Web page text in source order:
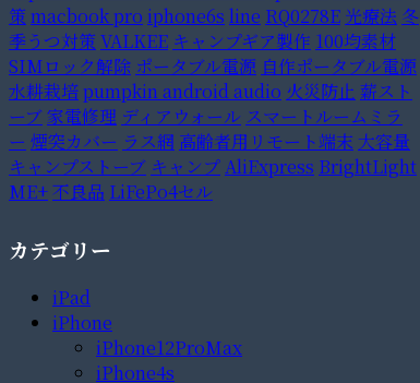
策macbook pro iphone6s line RQ0278E 光療法 冬
季うつ対策VALKEE キャンプギア製作 100均素材
SIMロック解除 ポータブル電源 自作ポータブル電源
水耕栽培pumpkin android audio 火災防止 薪スト
ーブ家電修理 ディアウォール スマートルームミラ
ー 煙突カバー ラス網 高齢者用リモート端末 大容量
キャンプストーブ キャンプ AliExpress BrightLight
ME+不良品 LiFePo4セル
カテゴリー
iPad
iPhone
iPhone12ProMax
iPhone4s